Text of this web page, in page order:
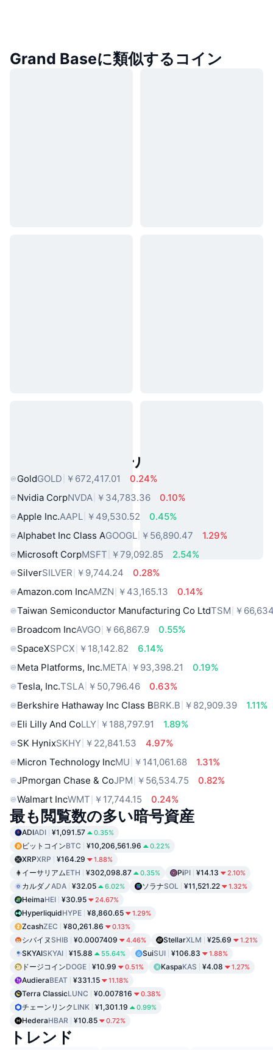
Grand Baseに類似するコイン
人気のリアルワールドアセット
GoldGOLD ￥672,417.01
0.24%
Nvidia CorpNVDA ￥34,783.36
0.10%
Apple Inc.AAPL ￥49,530.52
0.45%
Alphabet Inc Class AGOOGL ￥56,890.47
1.29%
Microsoft CorpMSFT ￥79,092.85
2.54%
SilverSILVER ￥9,744.24
0.28%
Amazon.com IncAMZN ￥43,165.13
0.14%
Taiwan Semiconductor Manufacturing Co LtdTSM ￥
Broadcom IncAVGO ￥66,867.9
0.55%
SpaceXSPCX ￥18,142.82
6.14%
Meta Platforms, Inc.META ￥93,398.21
0.19%
Tesla, Inc.TSLA ￥50,796.46
0.63%
Berkshire Hathaway Inc Class BBRK.B ￥82,909.39
1.11%
Eli Lilly And CoLLY ￥188,797.91
1.89%
SK HynixSKHY ￥22,841.53
4.97%
Micron Technology IncMU ￥141,061.68
1.31%
JPmorgan Chase & CoJPM ￥56,534.75
0.82%
Walmart IncWMT ￥17,744.15 0.24%
最も閲覧数の多い暗号資産
ADIADI ¥1,091.57 0.35%
ビットコインBTC ¥10,206,561.96 0.22%
XRPXRP ¥164.29 1.88%
イーサリアムETH ¥302,098.87 0.35% PiPI ¥14.13 2.10%
カルダノADA ¥32.05 6.02% ソラナSOL ¥11,521.22 1.32%
HeimaHEI ¥30.95 24.67%
HyperliquidHYPE ¥8,860.65 1.29%
ZcashZEC ¥80,261.86 0.13%
シバイヌ SHIB ¥0.0007409 4.46% StellarXLM ¥25.69 1.21%
SKYAISKYAI ¥15.88 55.64% SuiSUI ¥106.83 1.88%
ドージコインDOGE ¥10.99 0.51% KaspaKAS ¥4.08 1.27%
AudieraBEAT ¥331.15 11.18%
Terra ClassicLUNC ¥0.007816 0.38%
チェーンリンク LINK ¥1,301.19 0.99%
HederaHBAR ¥10.85 0.72%
トレンド